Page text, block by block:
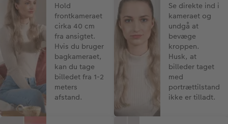
Hold
frontkameraet
cirka 40 cm
fra ansigtet.
Hvis du bruger
bagkameraet,
kan du tage
billedet fra 1-2
meters
afstand.
Se direkte ind i
kameraet og
undgå at
bevæge
kroppen.
Husk, at
billeder taget
med
portrættilstand
ikke er tilladt.